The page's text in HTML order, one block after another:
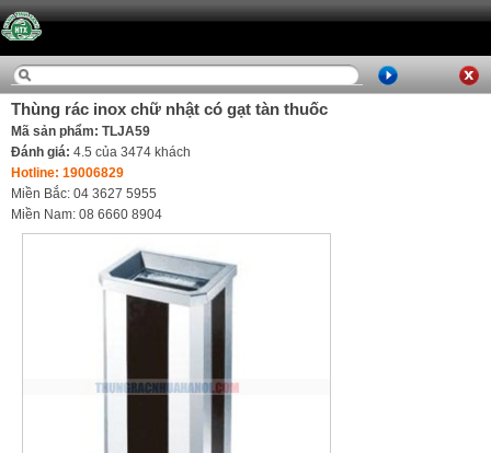
Thùng rác inox chữ nhật có gạt tàn thuốc
Mã sản phẩm: TLJA59
Đánh giá: 4.5 của 3474 khách
Hotline: 19006829
Miền Bắc: 04 3627 5955
Miền Nam: 08 6660 8904